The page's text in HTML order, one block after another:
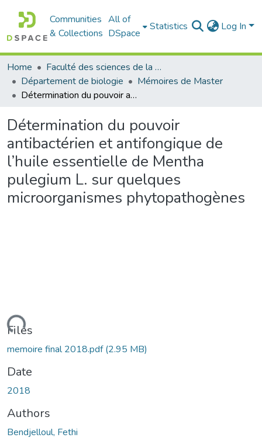
Communities
& Collections
All of
DSpace
Statistics Log In
Home
Faculté des sciences de la nature et de la vie
Département de biologie
Mémoires de Master
Détermination du pouvoir antibactérien et antifongique de l’huile essentielle de Mentha pulegium L. sur quelques microorganismes phytopathogènes
Détermination du pouvoir
antibactérien et antifongique de
l’huile essentielle de Mentha
pulegium L. sur quelques
microorganismes phytopathogènes
Files
memoire final 2018.pdf(2.95 MB)
Date
2018
Authors
Bendjelloul, Fethi